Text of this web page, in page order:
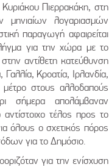
Πιερρακάκη, στη
λογαριασμών
παραγωγή αφαιρείται
για την χώρα με το
αντίθετη κατεύθυνση
Κροατία, Ιρλανδία,
μέτρο στους αλλοδαπούς
σήμερα απολάμβαναν
τέλος προς το
όλους ο σχετικός πόρος
για το Δημόσιο.
για την ενίσχυση